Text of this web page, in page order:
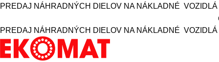
PREDAJ NÁHRADNÝCH DIELOV NA NÁKLADNÉ
PREDAJ NÁHRADNÝCH DIELOV NA NÁKLADNÉ